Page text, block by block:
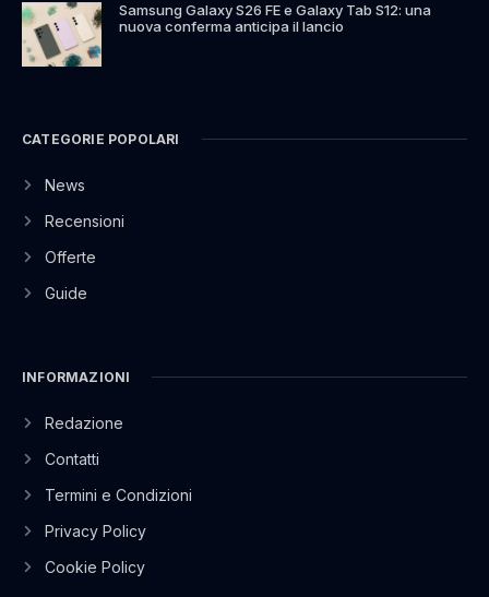
Samsung Galaxy S26 FE e Galaxy Tab S12: una
nuova conferma anticipa il lancio
CATEGORIE POPOLARI
News
Recensioni
Offerte
Guide
INFORMAZIONI
Redazione
Contatti
Termini e Condizioni
Privacy Policy
Cookie Policy